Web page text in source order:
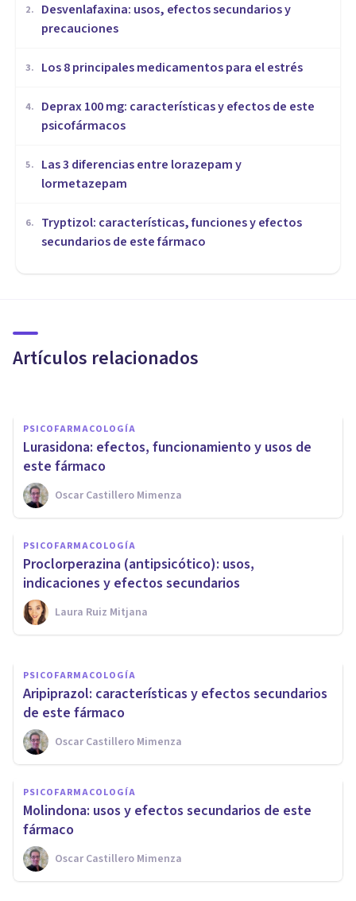
2.
Desvenlafaxina: usos, efectos secundarios y
precauciones
3. Los 8 principales medicamentos para el estrés
4.
Deprax 100 mg: características y efectos de este
psicofármacos
5.
Las 3 diferencias entre lorazepam y
lormetazepam
6.
Tryptizol: características, funciones y efectos
secundarios de este fármaco
Artículos relacionados
Brexiprazol: usos y efectos
psicofármaco
PSICOFARMACOLOGÍA
Lurasidona: efectos, funcionamiento y usos de
este fármaco
Oscar Castillero Mimenza
PSICOFARMACOLOGÍA
Proclorperazina (antipsicótico): usos,
indicaciones y efectos secundarios
Laura Ruiz Mitjana
PSICOFARMACOLOGÍA
Trifluoperazina: usos y efectos
secundarios de este fármaco
antipsicótico
Psicología Y Mente
PSICOFARMACOLOGÍA
Aripiprazol: características y efectos secundarios
de este fármaco
Oscar Castillero Mimenza
PSICOFARMACOLOGÍA
Molindona: usos y efectos secundarios de este
fármaco
Oscar Castillero Mimenza